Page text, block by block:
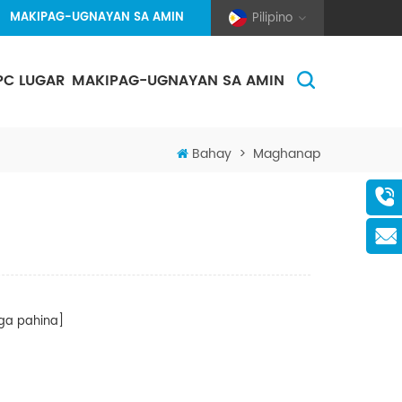
Pilipino
MAKIPAG-UGNAYAN SA AMIN
LUGAR MAKIPAG-UGNAYAN SA AMIN
Bahay > Maghanap
pahina]